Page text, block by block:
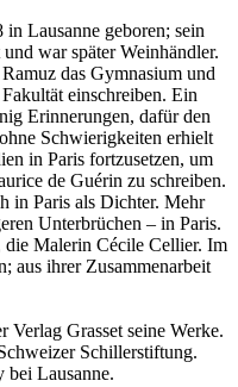
Lausanne geboren; sein
war später Weinhändler.
das Gymnasium und
einschreiben. Ein
Erinnerungen, dafür den
Schwierigkeiten erhielt
in Paris fortzusetzen, um
de Guérin zu schreiben.
in Paris als Dichter. Mehr
Unterbrüchen – in Paris.
die Malerin Cécile Cellier. Im
aus ihrer Zusammenarbeit
Verlag Grasset seine Werke.
Schillerstiftung.
bei Lausanne.